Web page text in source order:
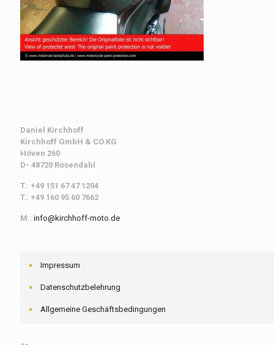
Daniel Kirchhoff
Kirchhoff GmbH & CO.KG
Höven 260
D- 48720 Rosendahl
T.: +49 151 67 47 1204
T.: +49 160 95 60 7662
M.: info@kirchhoff-moto.de
Impressum
Datenschutzbelehrung
Allgemeine Geschäftsbedingungen